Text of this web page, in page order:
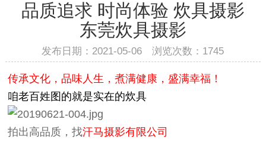
品质追求 时尚体验 炊具摄影
东莞炊具摄影
发布日期：2021-05-06 浏览次数： 1745
传承文化，品味人生，煮满健康，盛满幸福！
咱老百姓图的就是实在的炊具
拍出高品质，找汗马摄影有限公司